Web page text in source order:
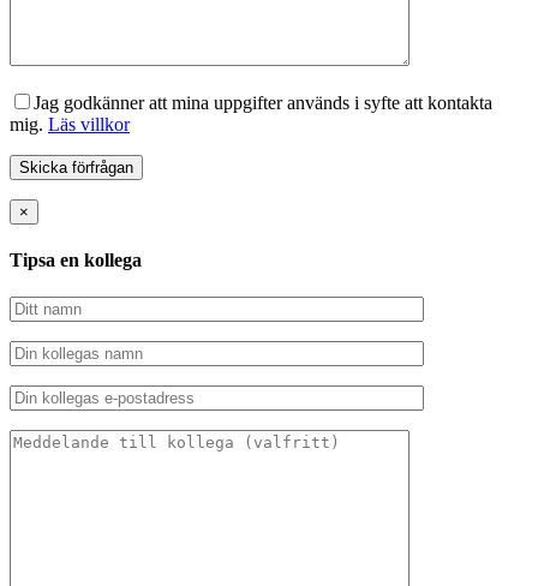
Jag godkänner att mina uppgifter används i syfte att kontakta
mig. Läs villkor
×
Tipsa en kollega